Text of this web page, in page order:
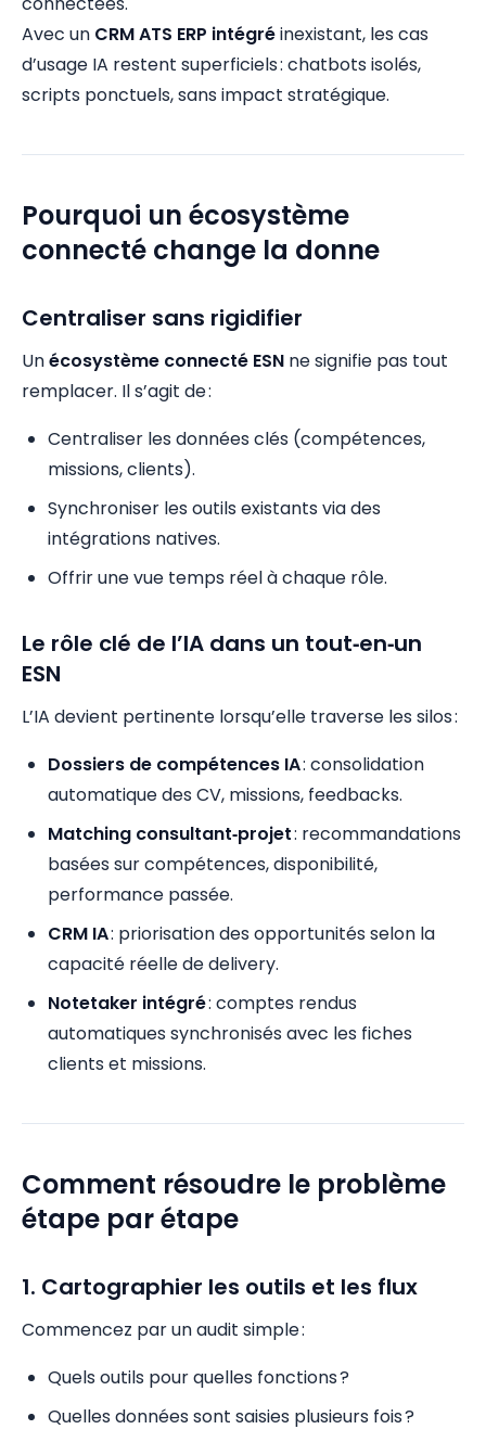
Avec un CRM ATS ERP intégréinexistant, les cas
d’usage IA restent superficiels : chatbots isolés,
scripts ponctuels, sans impact stratégique.
Pourquoi un écosystème
connecté change la donne
Centraliser sans rigidifier
Unécosystème connecté ESN ne signifie pas tout
remplacer. Il s’agit de :
Centraliser les données clés (compétences,
missions, clients).
Synchroniser les outils existants via des
intégrations natives.
Offrir une vue temps réel à chaque rôle.
Le rôle clé de l’IA dans un tout‑en‑un
ESN
L’IA devient pertinente lorsqu’elle traverse les silos :
Dossiers de compétences IA: consolidation
automatique des CV, missions, feedbacks.
Matching consultant‑projet: recommandations
basées sur compétences, disponibilité,
performance passée.
CRM IA: priorisation des opportunités selon la
capacité réelle de delivery.
Notetaker intégré: comptes rendus
automatiques synchronisés avec les fiches
clients et missions.
Comment résoudre le problème
étape par étape
1. Cartographier les outils et les flux
Commencez par un audit simple :
Quels outils pour quelles fonctions ?
Quelles données sont saisies plusieurs fois ?